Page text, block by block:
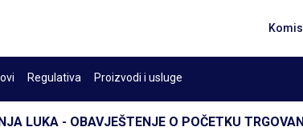
Regulativa Proizvodi i usluge
LUKA - OBAVJEŠTENJE O POČETKU